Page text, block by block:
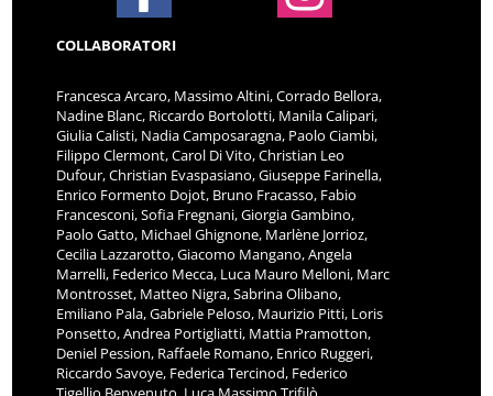
COLLABORATORI
Francesca Arcaro, Massimo Altini, Corrado Bellora,
Nadine Blanc, Riccardo Bortolotti, Manila Calipari,
Giulia Calisti, Nadia Camposaragna, Paolo Ciambi,
Filippo Clermont, Carol Di Vito, Christian Leo
Dufour, Christian Evaspasiano, Giuseppe Farinella,
Enrico Formento Dojot, Bruno Fracasso, Fabio
Francesconi, Sofia Fregnani, Giorgia Gambino,
Paolo Gatto, Michael Ghignone, Marlène Jorrioz,
Cecilia Lazzarotto, Giacomo Mangano, Angela
Marrelli, Federico Mecca, Luca Mauro Melloni, Marc
Montrosset, Matteo Nigra, Sabrina Olibano,
Emiliano Pala, Gabriele Peloso, Maurizio Pitti, Loris
Ponsetto, Andrea Portigliatti, Mattia Pramotton,
Deniel Pession, Raffaele Romano, Enrico Ruggeri,
Riccardo Savoye, Federica Tercinod, Federico